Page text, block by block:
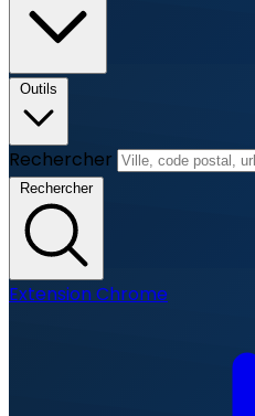
Outils
Rechercher
Rechercher
Extension Chrome